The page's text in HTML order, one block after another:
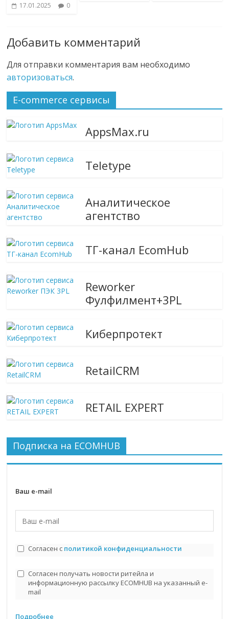
17.01.2025 0
Добавить комментарий
Для отправки комментария вам необходимо
авторизоваться.
E-commerce сервисы
AppsMax.ru
Teletype
Аналитическое
агентство
ТГ-канал EcomHub
Reworker
Фулфилмент+3PL
Киберпротект
RetailCRM
RETAIL EXPERT
Подписка на ECOMHUB
Ваш e-mail
Согласен с политикой конфиденциальности
Согласен получать новости ритейла и
информационную рассылку ECOMHUB на указанный e-
mail
Подробнее